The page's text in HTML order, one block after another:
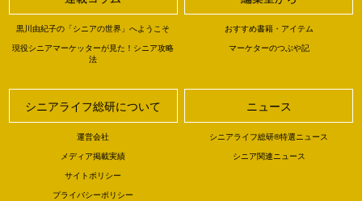
黒川由紀子の「シニアの世界」へようこそ
現役シニアマーケッターが見た！シニア攻略
法
おすすめ書籍・アイテム
マーケターのつぶや記
シニアライフ総研について
運営会社
メディア掲載実績
サイトポリシー
プライバシーポリシー
ニュース
シニアライフ総研®特選ニュース
シニア関連ニュース